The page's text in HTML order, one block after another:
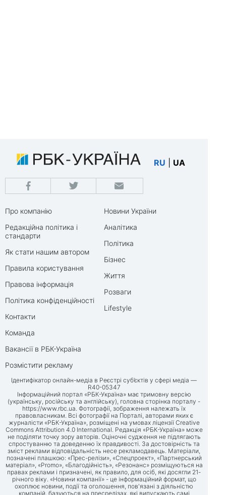
RU UA
Про компанію
Редакційна політика і
стандарти
Як стати нашим автором
Правила користування
Правова інформація
Політика конфіденційності
Контакти
Команда
Вакансії в РБК-Україна
Розмістити рекламу
Новини України
Аналітика
Політика
Бізнес
Життя
Розваги
Lifestyle
Ідентифікатор онлайн-медіа в Реєстрі суб’єктів у сфері медіа —
R40-05347
Інформаційний портал «РБК-Україна» має тримовну версію
(українську, російську та англійську), головна сторінка порталу -
https://www.rbc.ua . Фотографії, зображення належать їх
правовласникам. Всі фотографії на Порталі, авторами яких є
журналісти «РБК-Україна», розміщені на умовах ліцензії Creative
Commons Attribution 4.0 International. Редакція «РБК-Україна» може
не поділяти точку зору авторів. Оціночні судження не підлягають
спростуванню та доведенню їх правдивості. За достовірність та
зміст реклами відповідальність несе рекламодавець. Матеріали,
позначені плашкою: «Прес-релізи», «Спецпроект», «Партнерський
матеріал», «Promo», «Благодійність», «Резонанс» розміщуються на
правах реклами і призначені, як правило, для осіб, які досягли 21-
річного віку. «Новини компанії» - це інформаційний формат, що
охоплює новини, події та оголошення, пов'язані з діяльністю
компаній, базуються на пресрелізах, які випускають самі